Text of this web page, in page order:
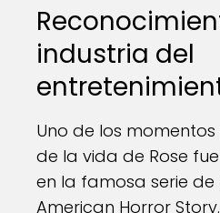
industria del
Uno de los
de la vida de Rose
en la famosa serie de
American Horror